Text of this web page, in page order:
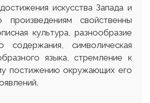
искусства Запада и
произведениям свойственны
культура, разнообразие
содержания, символическая
языка, стремление к
постижению окружающих его